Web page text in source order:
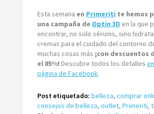
Esta semana en Primeriti te hemos
una campaña de Optin 3D en la que
encontrar, no solo sérums, sino
cremas para el cuidado del contorno
muchas cosas más ¡con descuentos
el 85%! Descubre todos los detalles
página de Facebook.
Post etiquetado: belleza, comprar
consejos de belleza, outlet, Primeriti,